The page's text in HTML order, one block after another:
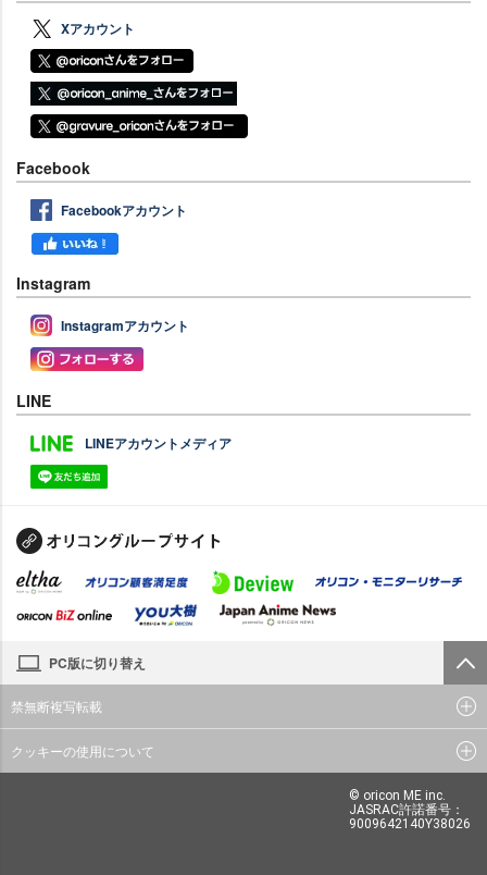
Xアカウント
Facebook
Facebookアカウント
Instagram
Instagramアカウント
LINE
LINEアカウントメディア
PC版に切り替え
禁無断複写転載
クッキーの使用について
© oricon ME inc.
JASRAC許諾番号：
9009642140Y38026